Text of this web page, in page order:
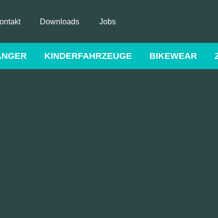
Downloads Jobs
KINDERFAHRZEUGE BIKEWEAR